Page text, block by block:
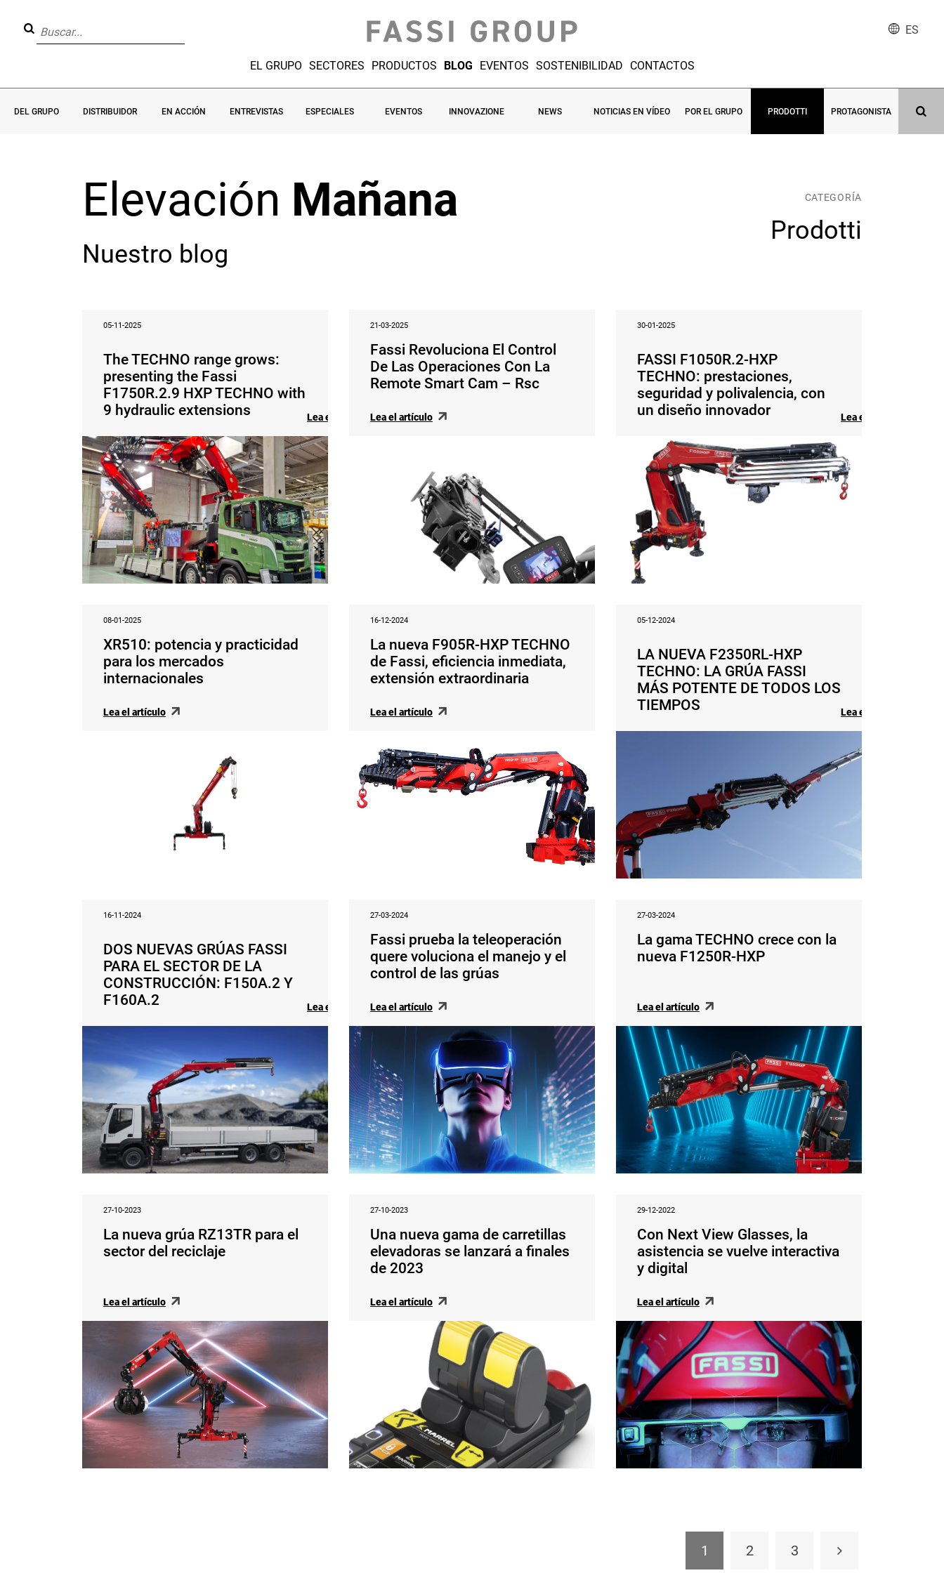
EL GRUPO SECTORES PRODUCTOS BLOG EVENTOS SOSTENIBILIDAD CONTACTOS
ES
DEL GRUPO DISTRIBUIDOR EN ACCIÓN ENTREVISTAS ESPECIALES EVENTOS INNOVAZIONE NEWS NOTICIAS EN VÍDEO POR EL GRUPO PRODOTTI PROTAGONISTA
Elevación Mañana
Nuestro blog
CATEGORÍA
Prodotti
05-11-2025
The TECHNO range grows:
presenting the Fassi
F1750R.2.9 HXP TECHNO with
9 hydraulic extensions
Lea el artículo
21-03-2025
Fassi Revoluciona El Control
De Las Operaciones Con La
Remote Smart Cam – Rsc
Lea el artículo
30-01-2025
FASSI F1050R.2-HXP
TECHNO: prestaciones,
seguridad y polivalencia, con
un diseño innovador
Lea el artículo
08-01-2025
XR510: potencia y practicidad
para los mercados
internacionales
Lea el artículo
16-12-2024
La nueva F905R-HXP TECHNO
de Fassi, eficiencia inmediata,
extensión extraordinaria
Lea el artículo
05-12-2024
LA NUEVA F2350RL-HXP
TECHNO: LA GRÚA FASSI
MÁS POTENTE DE TODOS LOS
TIEMPOS
Lea el artículo
16-11-2024
DOS NUEVAS GRÚAS FASSI
PARA EL SECTOR DE LA
CONSTRUCCIÓN: F150A.2 Y
F160A.2
Lea el artículo
27-03-2024
Fassi prueba la teleoperación
quere voluciona el manejo y el
control de las grúas
Lea el artículo
27-03-2024
La gama TECHNO crece con la
nueva F1250R-HXP
Lea el artículo
27-10-2023
La nueva grúa RZ13TR para el
sector del reciclaje
Lea el artículo
27-10-2023
Una nueva gama de carretillas
elevadoras se lanzará a finales
de 2023
Lea el artículo
29-12-2022
Con Next View Glasses, la
asistencia se vuelve interactiva
y digital
Lea el artículo
1 2 3